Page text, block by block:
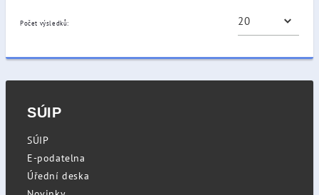
Počet výsledků:
SÚIP
SÚIP
E-podatelna
Úřední deska